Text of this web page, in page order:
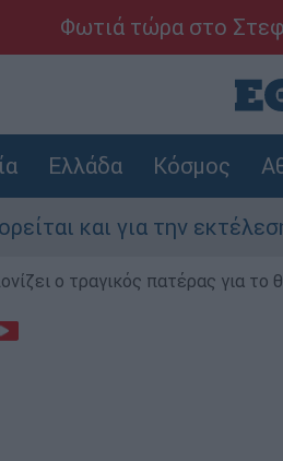
Φωτιά τώρα στο
Ελλάδα Κόσμος
για την εκτέλεση
ο τραγικός πατέρας για